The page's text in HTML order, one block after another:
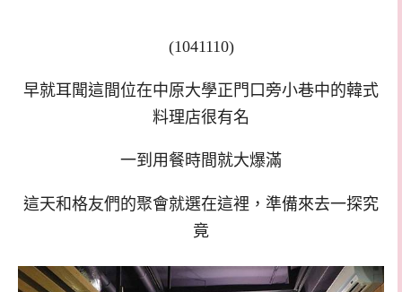
(1041110)
早就耳聞這間位在中原大學正門口旁小巷中的韓式
料理店很有名
一到用餐時間就大爆滿
這天和格友們的聚會就選在這裡 ， 準備來去一探究
竟